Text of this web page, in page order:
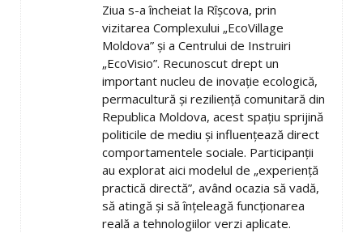
Ziua s-a încheiat la Rîșcova, prin
vizitarea Complexului „EcoVillage
Moldova” și a Centrului de Instruiri
„EcoVisio”. Recunoscut drept un
important nucleu de inovație ecologică,
permacultură și reziliență comunitară din
Republica Moldova, acest spațiu sprijină
politicile de mediu și influențează direct
comportamentele sociale. Participanții
au explorat aici modelul de „experiență
practică directă”, având ocazia să vadă,
să atingă și să înțeleagă funcționarea
reală a tehnologiilor verzi aplicate.